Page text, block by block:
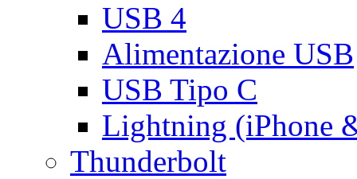
USB 4
Alimentazione USB
USB Tipo C
Lightning (iPhone
Thunderbolt